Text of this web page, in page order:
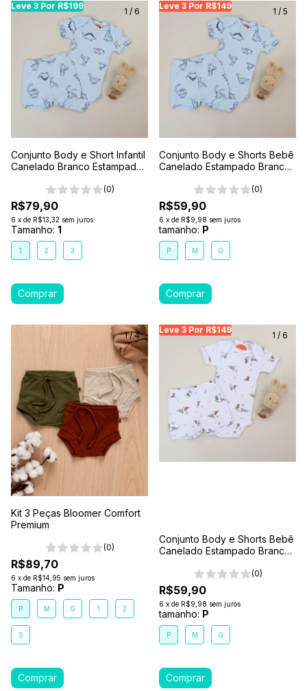
Leve 3 Por R$199
Leve 3 Por R$199 Leve 3 Por R$199 Leve
1 / 6
Conjunto Body e Short Infantil
Canelado Branco Estampado
(0)
R$79,90
6 x de R$13,32 sem juros
Tamanho: 1
1 2 3
Leve 3 Por R$149
Leve 3 Por R$149
1 / 5
Conjunto Body e Shorts Bebê
Canelado Estampado Branco-
(0)
R$59,90
6 x de R$9,98 sem juros
tamanho: P
P M G
1/4
Kit 3 Peças Bloomer Comfort
Premium
(0)
R$89,70
6 x de R$14,95 sem juros
Tamanho: P
P M G 1 2
3
Leve 3 Por R$149
Leve 3 Por R$149
1 / 6
Conjunto Body e Shorts Bebê
Canelado Estampado Branco-
(0)
R$59,90
6 x de R$9,98 sem juros
tamanho: P
P M G